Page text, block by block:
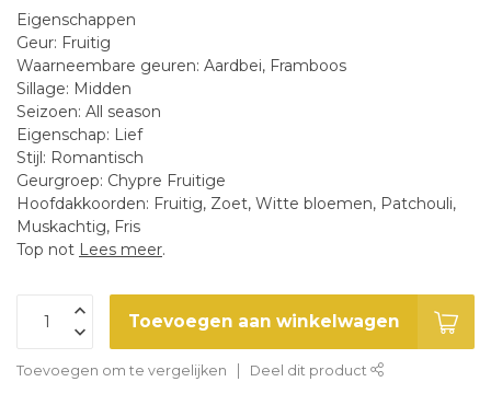
Eigenschappen
Geur: Fruitig
Waarneembare geuren: Aardbei, Framboos
Sillage: Midden
Seizoen: All season
Eigenschap: Lief
Stijl: Romantisch
Geurgroep: Chypre Fruitige
Hoofdakkoorden: Fruitig, Zoet, Witte bloemen, Patchouli,
Muskachtig, Fris
Top not Lees meer.
Toevoegen aan winkelwagen
Toevoegen om te vergelijken Deel dit product